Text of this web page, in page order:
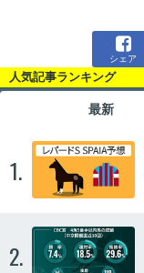

シェア
人気記事ランキング
最新
1.
2.